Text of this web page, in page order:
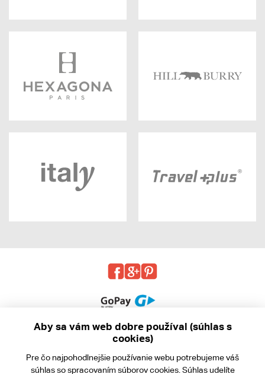
Obchodné podmienky
Aby sa vám web dobre používal (súhlas s
cookies)
Pre čo najpohodlnejšie používanie webu potrebujeme váš
súhlasso spracovaním súborov cookies. Súhlas udelíte